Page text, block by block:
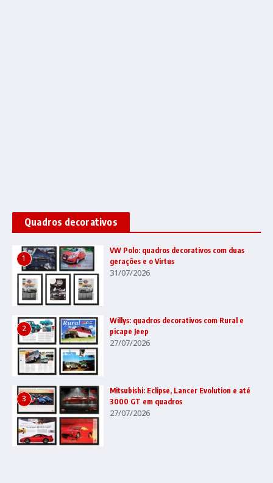
Quadros decorativos
1
VW Polo: quadros decorativos com duas
gerações e o Virtus
31/07/2026
2
Willys: quadros decorativos com Rural e
picape Jeep
27/07/2026
3
Mitsubishi: Eclipse, Lancer Evolution e até
3000 GT em quadros
27/07/2026